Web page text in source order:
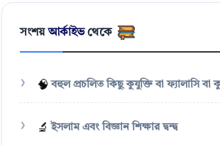
সংশয়আর্কাইভথেকে
🧠 বহুল প্রচলিত কিছু কুযুক্তি বা ফ্যালাসি বা
🔬 ইসলাম এবং বিজ্ঞান শিক্ষার দ্বন্দ্ব